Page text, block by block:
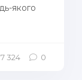
якого
7 324 0